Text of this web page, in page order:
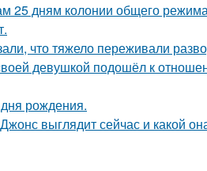
25 дням колонии общего
что тяжело переживали
девушкой подошёл к
рождения.
выглядит сейчас и какой